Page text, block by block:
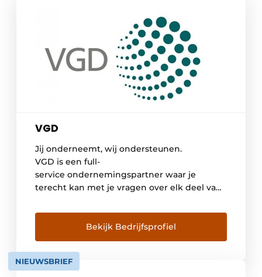
VGD
Jij onderneemt, wij ondersteunen.
VGD is een full-
service ondernemingspartner waar je
terecht kan met je vragen over elk deel van
personeel, je fiscaliteit tot het overlaten van
je onderneming en meer. VGD
heeft experten in alle aspecten van
ondernemen in huis om je bij elke uitdaging
te ondersteunen. Samen zorgen ze ervoor
Bekijk Bedrijfsprofiel
NIEUWSBRIEF